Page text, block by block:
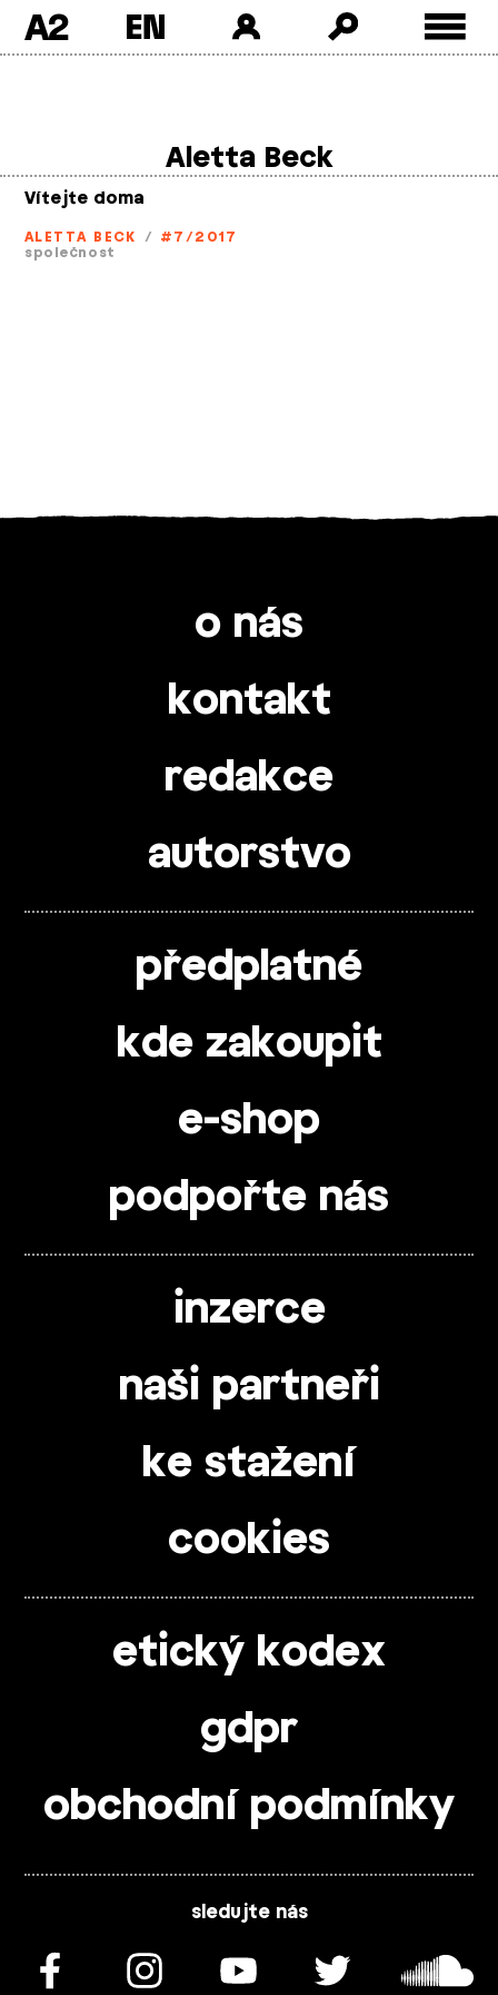
A2
Aletta Beck
Vítejte doma
ALETTA BECK / #7/2017
společnost
o nás
kontakt
redakce
autorstvo
předplatné
kde zakoupit
e-shop
podpořte nás
inzerce
naši partneři
ke stažení
cookies
etický kodex
gdpr
obchodní podmínky
sledujte nás